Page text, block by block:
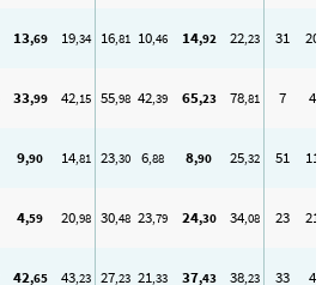
13,69 19,34 16,81 10,46 14,92 22,23 31 20
33,99 42,15 55,98 42,39 65,23 78,81 7 4
9,90 14,81 23,30 6,88 8,90 25,32 51 11
4,59 20,98 30,48 23,79 24,30 34,08 23 21
42,65 43,23 27,23 21,33 37,43 38,23 33 4